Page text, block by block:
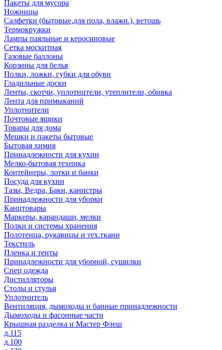
Пакеты для мусора
Ножницы
Салфетки (бытовые,для пола, влажн.), ветошь
Термокружки
Лампы паяльные и керосиновые
Сетка москитная
Газовые баллоны
Корзины для белья
Полки, ложки, губки для обуви
Гладильные доски
Ленты, скотчи, уплотнители, утеплители, обивка
Лента для примыканий
Уплотнители
Почтовые ящики
Товары для дома
Мешки и пакеты бытовые
Бытовая химия
Принадлежности для кухни
Мелко-бытовая техника
Контейнеры, лотки и банки
Посуда для кухни
Тазы, Ведра, Баки, канистры
Принадлежности для уборки
Канцтовары
Маркеры, карандаши, мелки
Полки и системы хранения
Полотенца, рукавицы и тех.ткани
Текстиль
Пленка и тенты
Принадлежности для уборной, сушилки
Спец одежда
Дистилляторы
Столы и стулья
Уплотнитель
Вентиляция, дымоходы и банные принадлежности
Дымоходы и фасонные части
Крышная разделка и Мастер Флеш
д.115
д.100